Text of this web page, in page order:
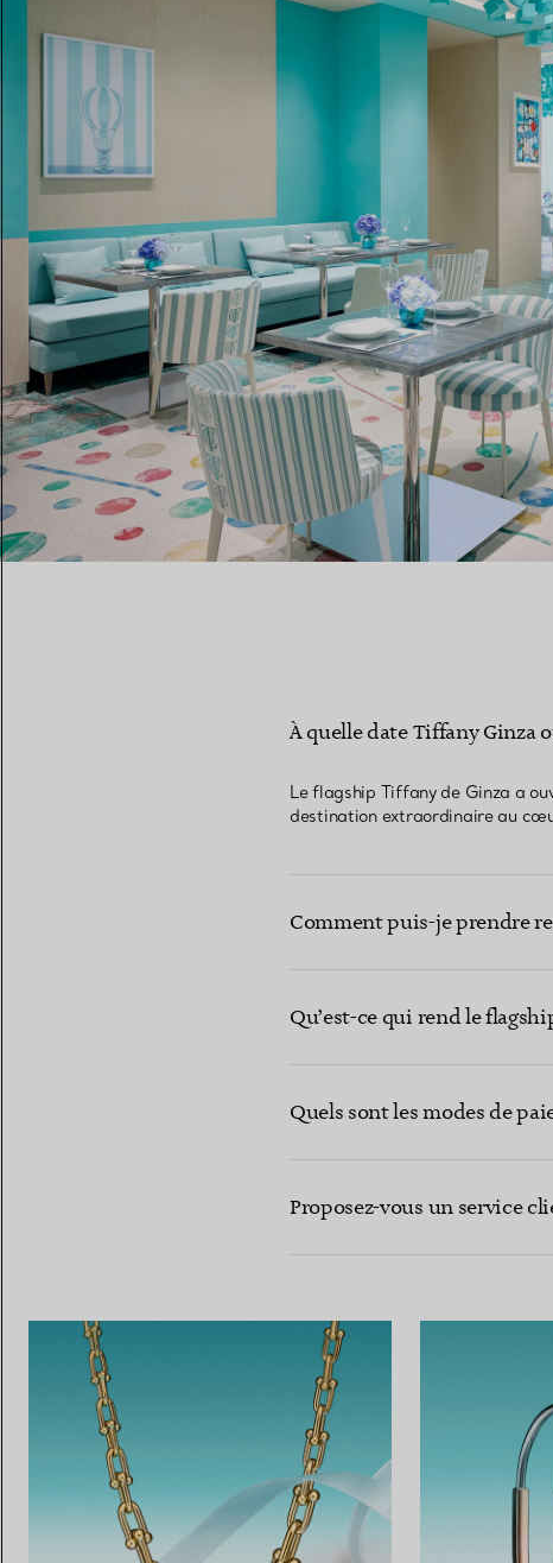
À quelle date Tiffany Ginza
Le flagship Tiffany de Ginza a
destination extraordinaire au
Comment puis-je prendre
Qu’est-ce qui rend le
Quels sont les modes de
Proposez-vous un service